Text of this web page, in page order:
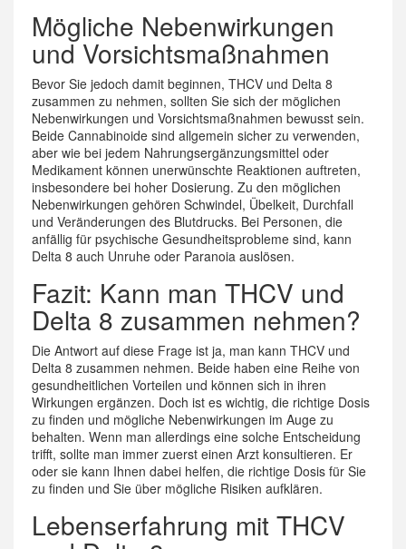
Mögliche Nebenwirkungen
und Vorsichtsmaßnahmen
Bevor Sie jedoch damit beginnen, THCV und Delta 8
zusammen zu nehmen, sollten Sie sich der möglichen
Nebenwirkungen und Vorsichtsmaßnahmen bewusst sein.
Beide Cannabinoide sind allgemein sicher zu verwenden,
aber wie bei jedem Nahrungsergänzungsmittel oder
Medikament können unerwünschte Reaktionen auftreten,
insbesondere bei hoher Dosierung. Zu den möglichen
Nebenwirkungen gehören Schwindel, Übelkeit, Durchfall
und Veränderungen des Blutdrucks. Bei Personen, die
anfällig für psychische Gesundheitsprobleme sind, kann
Delta 8 auch Unruhe oder Paranoia auslösen.
Fazit: Kann man THCV und
Delta 8 zusammen nehmen?
Die Antwort auf diese Frage ist ja, man kann THCV und
Delta 8 zusammen nehmen. Beide haben eine Reihe von
gesundheitlichen Vorteilen und können sich in ihren
Wirkungen ergänzen. Doch ist es wichtig, die richtige Dosis
zu finden und mögliche Nebenwirkungen im Auge zu
behalten. Wenn man allerdings eine solche Entscheidung
trifft, sollte man immer zuerst einen Arzt konsultieren. Er
oder sie kann Ihnen dabei helfen, die richtige Dosis für Sie
zu finden und Sie über mögliche Risiken aufklären.
Lebenserfahrung mit THCV